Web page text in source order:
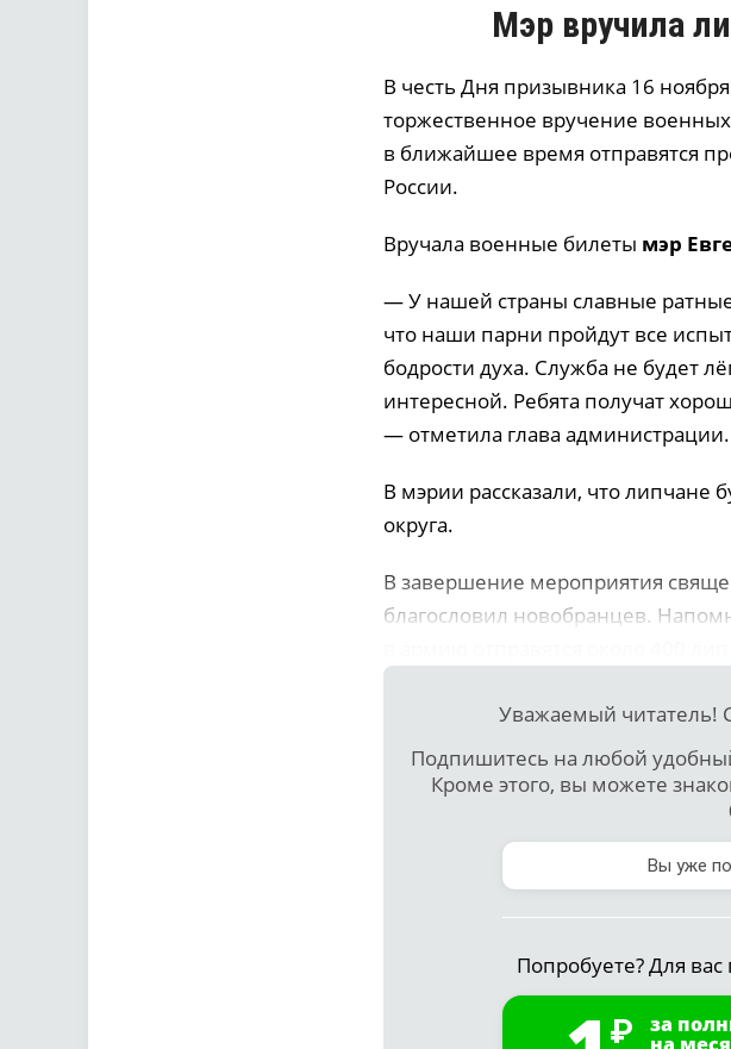
Мэр вручила
В честь Дня призывника 16
торжественное вручение
в ближайшее время отправятся
России.
Вручала военные билеты мэр
— У нашей страны славные
что наши парни пройдут все
бодрости духа. Служба не будет
интересной. Ребята получат
— отметила глава администрации.
В мэрии рассказали, что липчане
округа.
В завершение мероприятия
благословил новобранцев.
Уважаемый читатель!
Подпишитесь на любой
Кроме этого, вы можете
Вы уже
Попробуете? Для вас
за